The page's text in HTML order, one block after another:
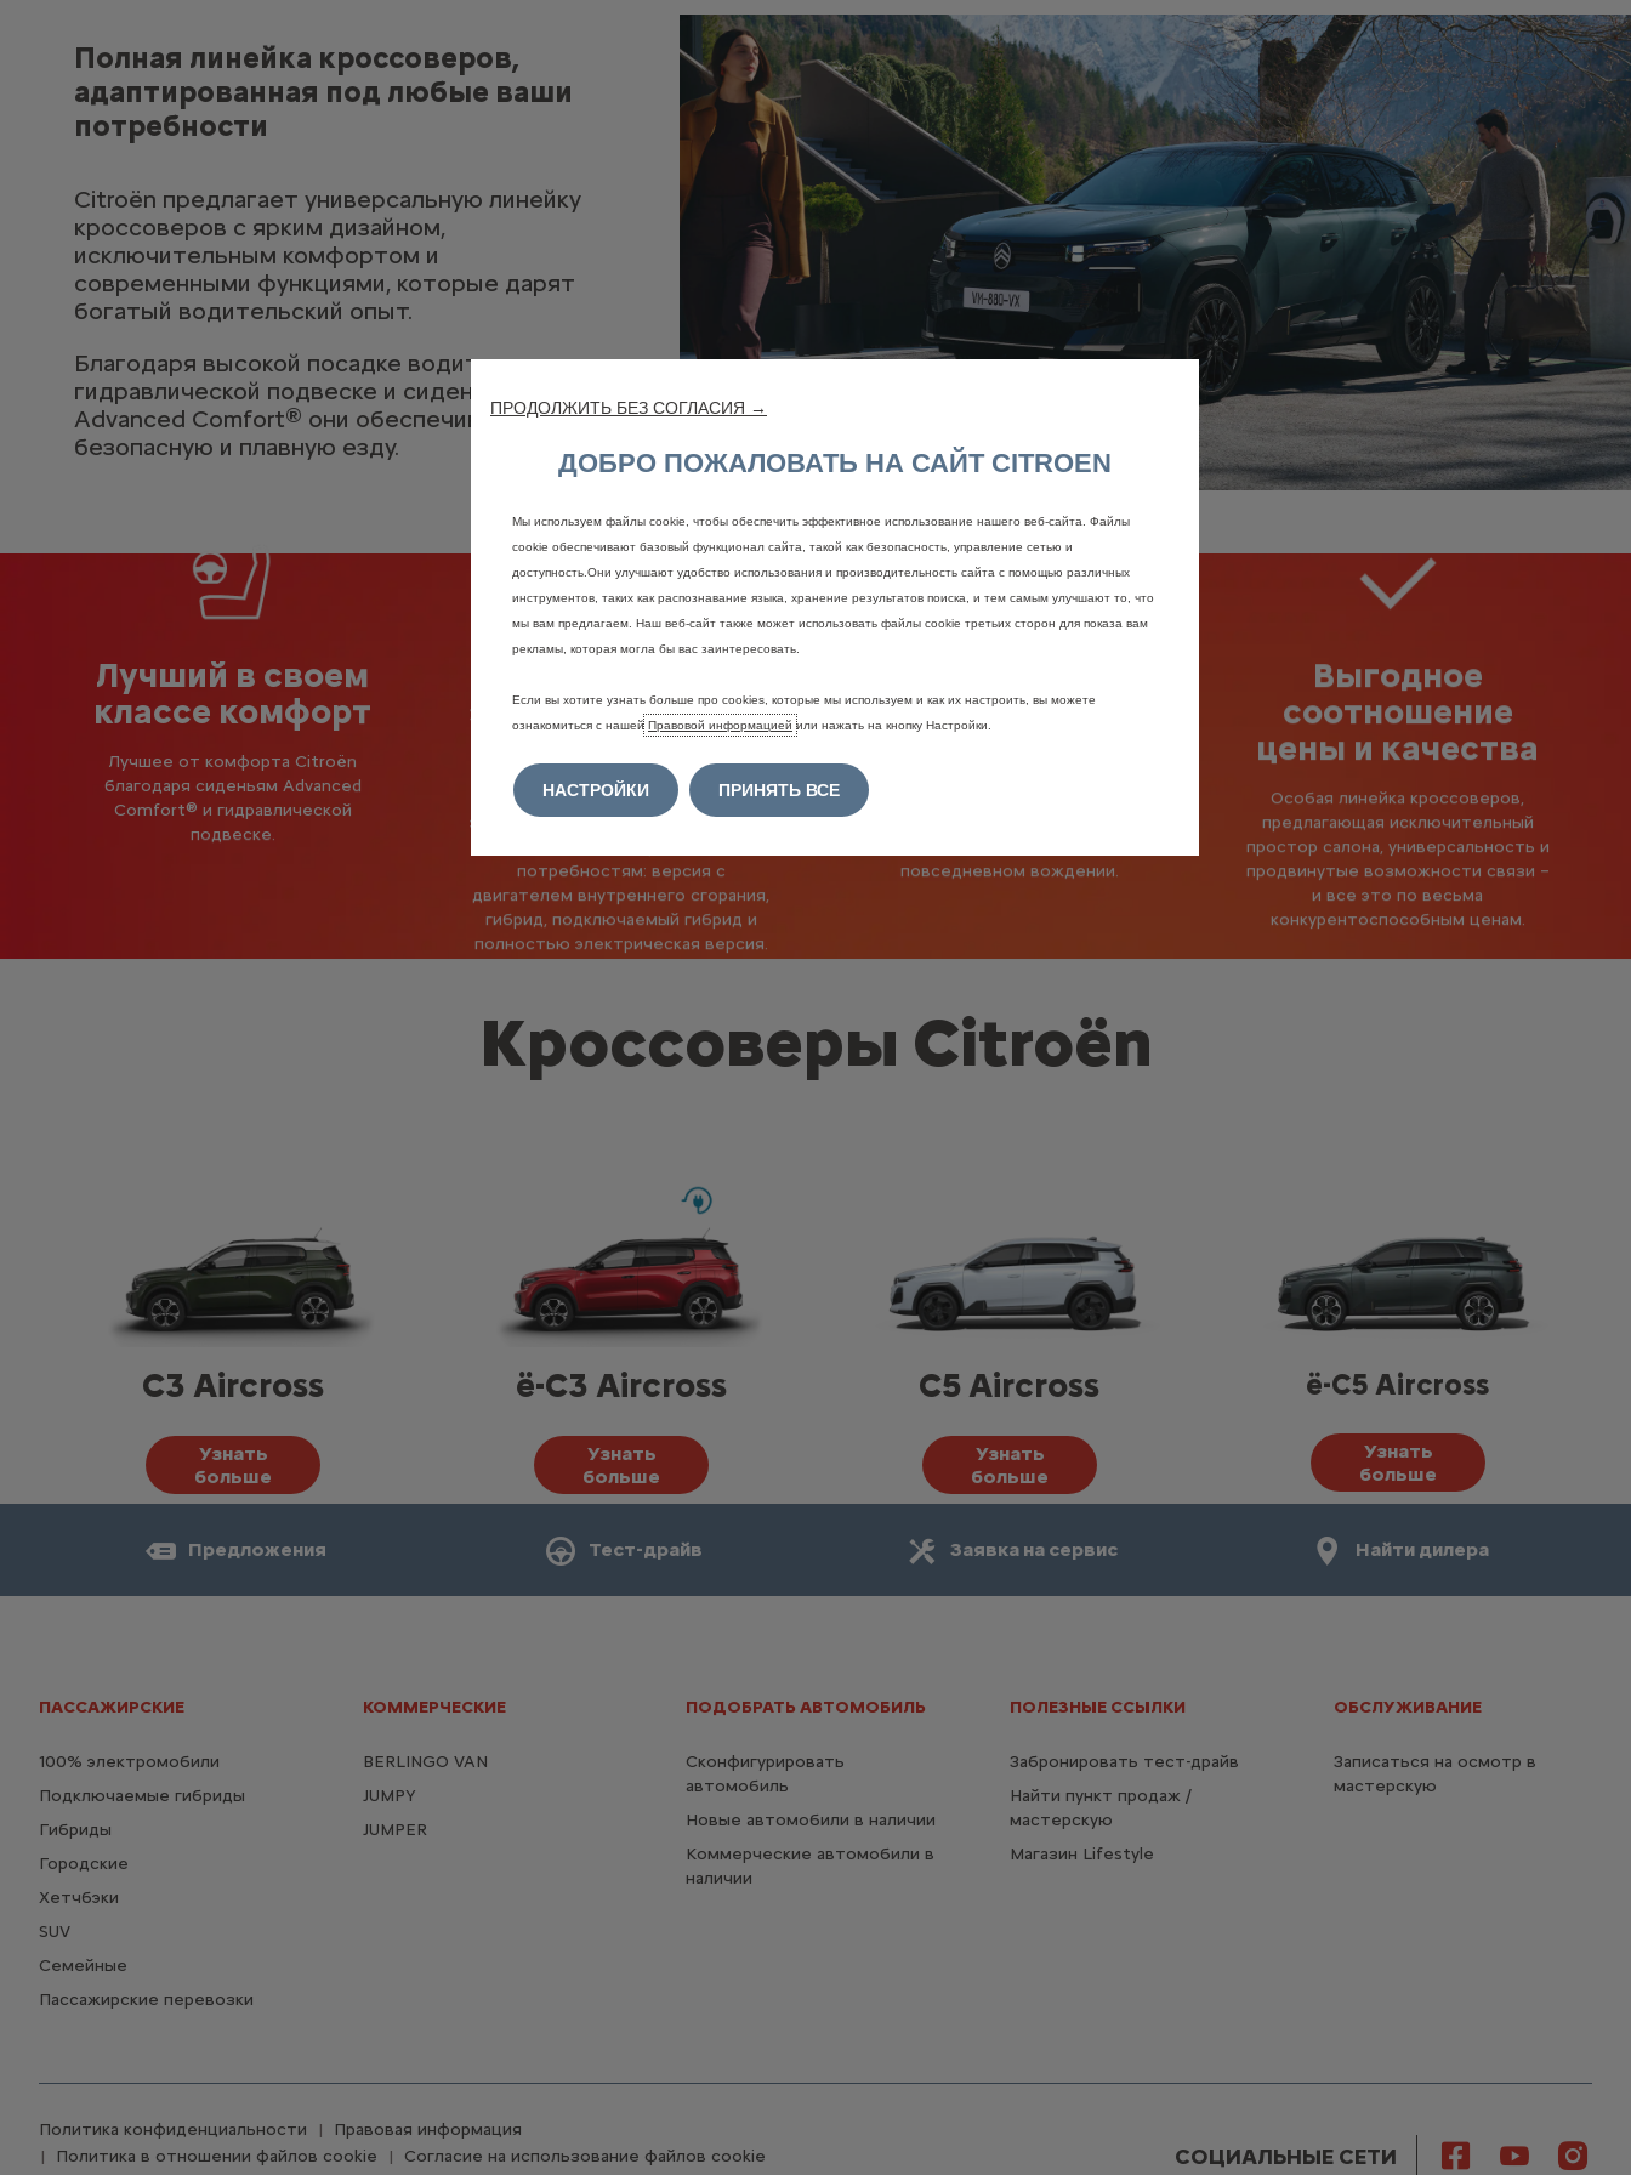
Полная линейка кроссоверов,
адаптированная под любые ваши
потребности
Citroën предлагает универсальную линейку
кроссоверов с ярким дизайном,
исключительным комфортом и
современными функциями, которые дарят
богатый водительский опыт.
Благодаря высокой посадке водителя,
гидравлической подвеске и сиденьям
Advanced Comfort® они обеспечивают
безопасную и плавную езду.
Лучший в своем
классе комфорт
Лучшее от комфорта Citroën
благодаря сиденьям Advanced
Comfort® и гидравлической
подвеске.
электрифицированных
автомобилей
Уже сейчас доступен
электрифицированный автомобиль,
потребностям: версия с
двигателем внутреннего сгорания,
гибрид, подключаемый гибрид и
полностью электрическая версия.
укомплектованная
До 20 технологий систем помощи
повседневном вождении.
Выгодное
соотношение
цены и качества
Особая линейка кроссоверов,
предлагающая исключительный
простор салона, универсальность и
продвинутые возможности связи –
и все это по весьма
конкурентоспособным ценам.
Кроссоверы Citroën
C3 Aircross
Узнать
больше
ë-C3 Aircross
Узнать
больше
C5 Aircross
Узнать
больше
ë-C5 Aircross
Узнать
больше
Предложения Тест-драйв Заявка на сервис Найти дилера
ПАССАЖИРСКИЕ
100% электромобили
Подключаемые гибриды
Гибриды
Городские
Хетчбэки
SUV
Семейные
Пассажирские перевозки
КОММЕРЧЕСКИЕ
BERLINGO VAN
JUMPY
JUMPER
ПОДОБРАТЬ АВТОМОБИЛЬ
Сконфигурировать
автомобиль
Новые автомобили в наличии
Коммерческие автомобили в
наличии
ПОЛЕЗНЫЕ ССЫЛКИ
Забронировать тест-драйв
Найти пункт продаж /
мастерскую
Магазин Lifestyle
ОБСЛУЖИВАНИЕ
Записаться на осмотр в
мастерскую
СОЦИАЛЬНЫЕ СЕТИ
Политика конфиденциальности
Правовая информация
Политика в отношении файлов cookie
Согласие на использование файлов cookie
ПРОДОЛЖИТЬ БЕЗ СОГЛАСИЯ →
ДОБРО ПОЖАЛОВАТЬ НА САЙТ CITROEN
Мы используем файлы cookie, чтобы обеспечить эффективное использование нашего веб-сайта. Файлы
cookie обеспечивают базовый функционал сайта, такой как безопасность, управление сетью и
доступность.Они улучшают удобство использования и производительность сайта с помощью различных
инструментов, таких как распознавание языка, хранение результатов поиска, и тем самым улучшают то, что
мы вам предлагаем. Наш веб-сайт также может использовать файлы cookie третьих сторон для показа вам
рекламы, которая могла бы вас заинтересовать.
Если вы хотите узнать больше про cookies, которые мы используем и как их настроить, вы можете
ознакомиться с нашей Правовой информацией или нажать на кнопку Настройки.
НАСТРОЙКИ ПРИНЯТЬ ВСЕ